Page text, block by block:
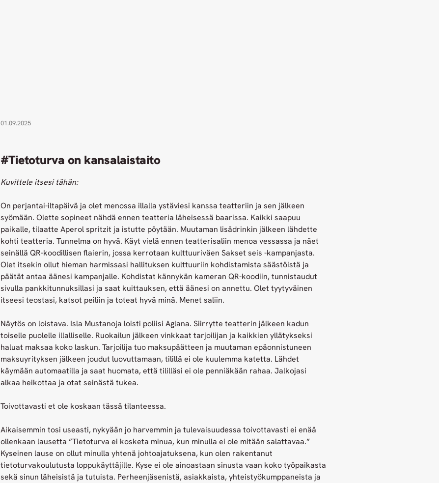
01.09.2025
#Tietoturva on kansalaistaito
Kuvittele itsesi tähän:
On perjantai-iltapäivä ja olet menossa illalla ystäviesi kanssa teatteriin ja sen jälkeen
syömään. Olette sopineet nähdä ennen teatteria läheisessä baarissa. Kaikki saapuu
paikalle, tilaatte Aperol spritzit ja istutte pöytään. Muutaman lisädrinkin jälkeen lähdette
kohti teatteria. Tunnelma on hyvä. Käyt vielä ennen teatterisaliin menoa vessassa ja näet
seinällä QR-koodillisen flaierin, jossa kerrotaan kulttuuriväen Sakset seis -kampanjasta.
Olet itsekin ollut hieman harmissasi hallituksen kulttuuriin kohdistamista säästöistä ja
päätät antaa äänesi kampanjalle. Kohdistat kännykän kameran QR-koodiin, tunnistaudut
sivulla pankkitunnuksillasi ja saat kuittauksen, että äänesi on annettu. Olet tyytyväinen
itseesi teostasi, katsot peiliin ja toteat hyvä minä. Menet saliin.
Näytös on loistava. Isla Mustanoja loisti poliisi Aglana. Siirrytte teatterin jälkeen kadun
toiselle puolelle illalliselle. Ruokailun jälkeen vinkkaat tarjoilijan ja kaikkien yllätykseksi
haluat maksaa koko laskun. Tarjoilija tuo maksupäätteen ja muutaman epäonnistuneen
maksuyrityksen jälkeen joudut luovuttamaan, tilillä ei ole kuulemma katetta. Lähdet
käymään automaatilla ja saat huomata, että tililläsi ei ole penniäkään rahaa. Jalkojasi
alkaa heikottaa ja otat seinästä tukea.
Toivottavasti et ole koskaan tässä tilanteessa.
Aikaisemmin tosi useasti, nykyään jo harvemmin ja tulevaisuudessa toivottavasti ei enää
ollenkaan lausetta ”Tietoturva ei kosketa minua, kun minulla ei ole mitään salattavaa.”
Kyseinen lause on ollut minulla yhtenä johtoajatuksena, kun olen rakentanut
tietoturvakoulutusta loppukäyttäjille. Kyse ei ole ainoastaan sinusta vaan koko työpaikasta
sekä sinun läheisistä ja tutuista. Perheenjäsenistä, asiakkaista, yhteistyökumppaneista ja